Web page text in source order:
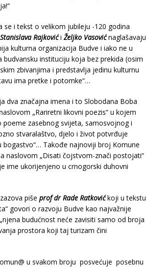
i tekst o velikom jubileju -120 godina
Stanislava Rajković iŽeljko Vasovićnaglašavaju
kulturna organizacija Budve i iako ne u
instituciju koja bez prekida (osim
zbivanjima i predstavlja jedinu kulturnu
ima pretke i potomke“…
dva značajna imena i to Slobodana Boba
„Rariretni likovni poezis“ u kojem
poeme zasebnog svijeta, samosvojnog i
stvaralaštvo, djelo i život potvrđuje
Takođe najnoviji broj Komune
naslovom „Disati čojstvom-znači postojati“
ime ukorijenjeno u crnogorski duhovni
piše prof dr Rade Ratkovićkoji u tekstu
govori o razvoju Budve kao najvažnije
budućnost neće zavisiti samo od broja
prostora koji taj turizam čini
u svakom broju posvećuje posebnu